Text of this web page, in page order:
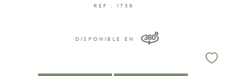
REF : 1736
DISPONIBLE EN